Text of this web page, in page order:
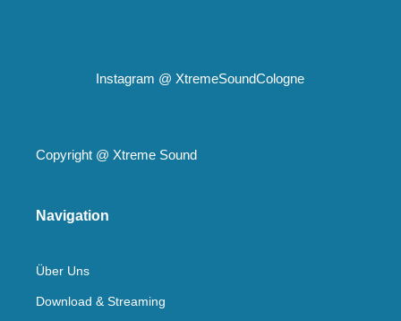
Instagram @ XtremeSoundCologne
Copyright @ Xtreme Sound
Navigation
Über Uns
Download & Streaming